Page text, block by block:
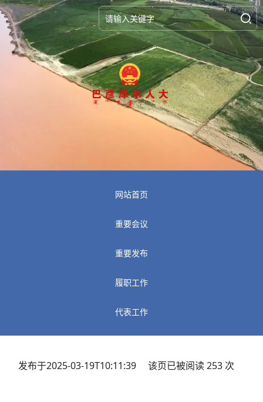
网站首页
重要会议
重要发布
履职工作
代表工作
发布于2025-03-19T10:11:39 该页已被阅读253 次